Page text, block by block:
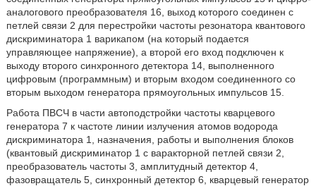
аналогового преобразователя 16, выход которого соединен с
петлей связи 2 для перестройки частоты резонатора квантового
дискриминатора 1 варикапом (на который подается
управляющее напряжение), а второй его вход подключен к
выходу второго синхронного детектора 14, выполненного
цифровым (программным) и вторым входом соединенного со
вторым выходом генератора прямоугольных импульсов 15.
Работа ПВСЧ в части автоподстройки частоты кварцевого
генератора 7 к частоте линии излучения атомов водорода
дискриминатора 1, назначения, работы и выполнения блоков
(квантовый дискриминатор 1 с варакторной петлей связи 2,
преобразователь частоты 3, амплитудный детектор 4,
фазовращатель 5, синхронный детектор 6, кварцевый генератор